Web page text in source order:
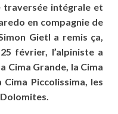
traversée intégrale et
en compagnie de
Gietl a remis ça,
février, l’alpiniste a
Cima Grande, la Cima
Piccolissima, les